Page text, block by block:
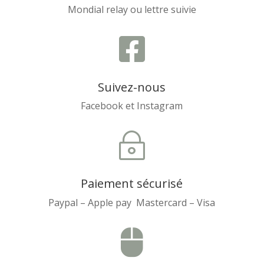
Mondial relay ou lettre suivie

Suivez-nous
Facebook et Instagram
~
Paiement sécurisé
Paypal – Apple pay Mastercard – Visa
